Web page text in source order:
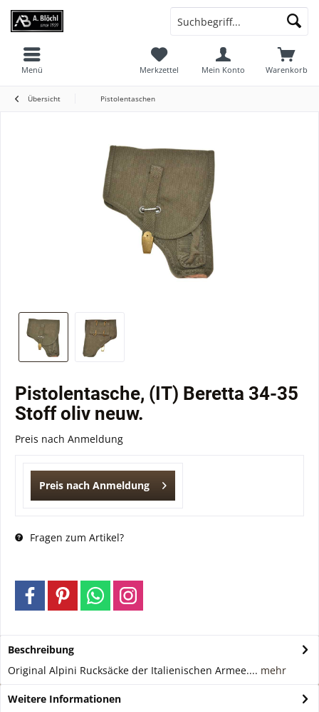
Warenkorb
Merkzettel Mein Konto
Menü
Übersicht Pistolentaschen
Pistolentasche, (IT) Beretta 34-35
Stoff oliv neuw.
Preis nach Anmeldung
Preis nach Anmeldung
Fragen zum Artikel?
Beschreibung
Original Alpini Rucksäcke der Italienischen Armee.... mehr
Weitere Informationen